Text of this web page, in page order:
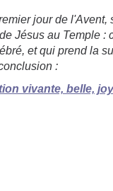
jour de l'Avent,
Jésus au Temple :
et qui prend la
:
vivante, belle,